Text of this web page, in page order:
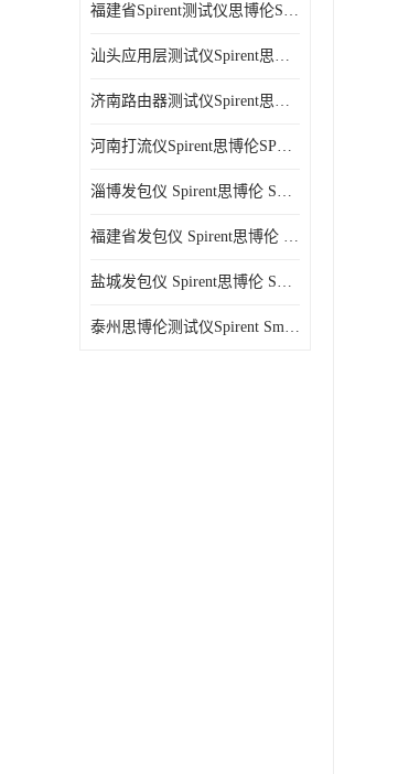
福建省Spirent测试仪思博伦SPT-2U 能够快速上手 方便用户进行测试
汕头应用层测试仪Spirent思博伦SPT-2U 提高测试效率 适用于多种行业
济南路由器测试仪Spirent思博伦SPT-2U 用户界面友好 多种测试功能
河南打流仪Spirent思博伦SPT-2U 操作简单 灵活的测试方案
淄博发包仪 Spirent思博伦 SmartBits 600B 高速数据传输
福建省发包仪 Spirent思博伦 SmartBits 600B 可以支持多种通信技术
盐城发包仪 Spirent思博伦 SmartBits 600B 可配置多个单端测试模块
泰州思博伦测试仪Spirent SmartBits 600B 灵活的测试方案